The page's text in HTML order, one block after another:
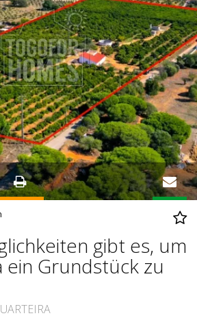
gibt es, um
ein Grundstück zu